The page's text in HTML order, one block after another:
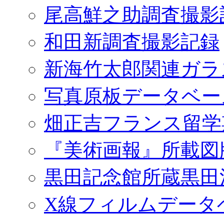
尾高鮮之助調査撮
和田新調査撮影記録
新海竹太郎関連ガ
写真原板データベ
畑正吉フランス留
『美術画報』所載
黒田記念館所蔵黒
X線フィルムデータ